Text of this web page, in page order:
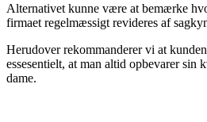
Alternativet kunne være at bemærke
firmaet regelmæssigt revideres af
Herudover rekommanderer vi at
essesentielt, at man altid opbevarer
dame.